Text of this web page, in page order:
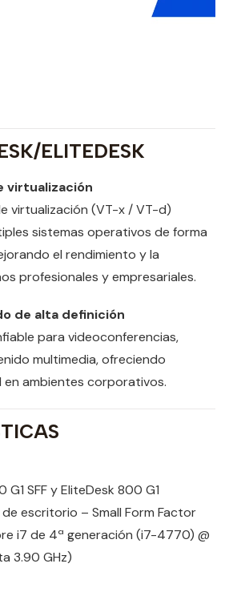
ELITEDESK
virtualización
virtualización (VT-x / VT-d)
sistemas operativos de forma
el rendimiento y la
profesionales y empresariales.
de alta definición
para videoconferencias,
multimedia, ofreciendo
ambientes corporativos.
G1 SFF y EliteDesk 800 G1
de escritorio – Small Form Factor
i7 de 4ª generación (i7-4770) @
3.90 GHz)